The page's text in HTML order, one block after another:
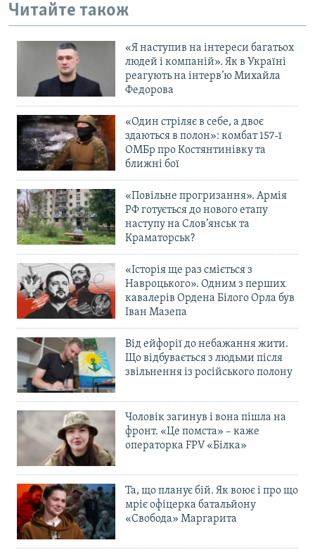
Читайте також
«Я наступив на інтереси багатьох
людей і компаній». Як в Україні
реагують на інтерв’ю Михайла
Федорова
«Один стріляє в себе, а двоє
здаються в полон»: комбат 157-ї
ОМБр про Костянтинівку та
ближні бої
«Повільне прогризання». Армія
РФ готується до нового етапу
наступу на Слов’янськ та
Краматорськ?
«Історія ще раз сміється з
Навроцького». Одним з перших
кавалерів Ордена Білого Орла був
Іван Мазепа
Від ейфорії до небажання жити.
Що відбувається з людьми після
звільнення із російського полону
Чоловік загинув і вона пішла на
фронт. «Це помста» – каже
операторка FPV «Білка»
Та, що планує бій. Як воює і про що
мріє офіцерка батальйону
«Свобода» Маргарита